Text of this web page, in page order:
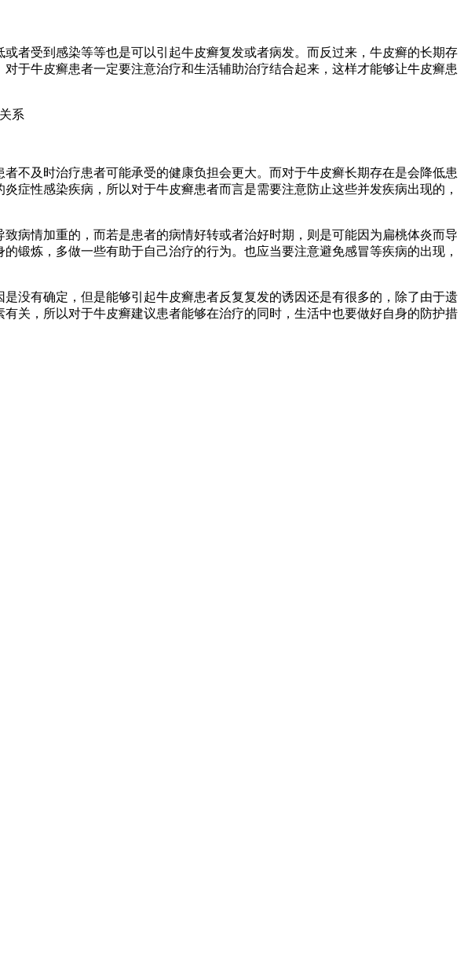
者受到感染等等也是可以引起牛皮癣复发或者病发。而反过来，牛皮癣的长期存
于牛皮癣患者一定要注意治疗和生活辅助治疗结合起来，这样才能够让牛皮癣患
不及时治疗患者可能承受的健康负担会更大。而对于牛皮癣长期存在是会降低患
症性感染疾病，所以对于牛皮癣患者而言是需要注意防止这些并发疾病出现的，
病情加重的，而若是患者的病情好转或者治好时期，则是可能因为扁桃体炎而导
锻炼，多做一些有助于自己治疗的行为。也应当要注意避免感冒等疾病的出现，
没有确定，但是能够引起牛皮癣患者反复复发的诱因还是有很多的，除了由于遗
关，所以对于牛皮癣建议患者能够在治疗的同时，生活中也要做好自身的防护措